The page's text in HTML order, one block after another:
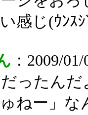
感じ(ｳﾝｽ
：2009/
ったん
ゅねー」